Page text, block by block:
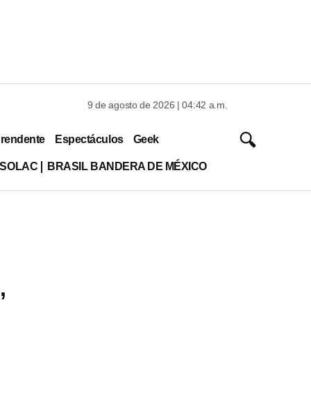
9 de agosto de 2026 | 04:42 a.m.
Espectáculos Geek
BRASIL BANDERA DE MÉXICO